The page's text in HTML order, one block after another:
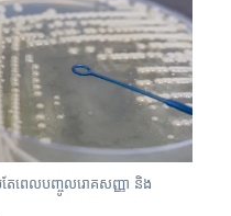
ែពេលបញ្ចូលរោគសញ្ញា និង